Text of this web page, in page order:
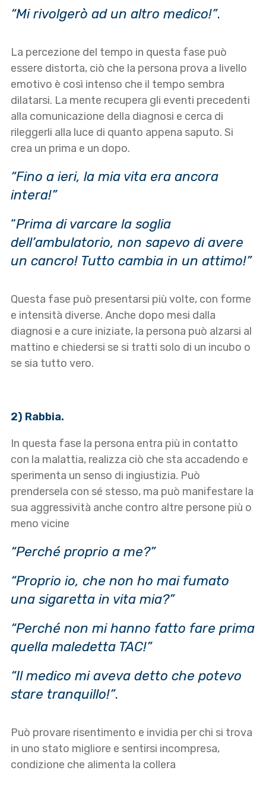
“Mi rivolgerò ad un altro medico!”.
La percezione del tempo in questa fase può
essere distorta, ciò che la persona prova a livello
emotivo è così intenso che il tempo sembra
dilatarsi. La mente recupera gli eventi precedenti
alla comunicazione della diagnosi e cerca di
rileggerli alla luce di quanto appena saputo. Si
crea un prima e un dopo.
“Fino a ieri, la mia vita era ancora
intera!”
“Prima di varcare la soglia
dell’ambulatorio, non sapevo di avere
un cancro! Tutto cambia in un attimo!”
Questa fase può presentarsi più volte, con forme
e intensità diverse. Anche dopo mesi dalla
diagnosi e a cure iniziate, la persona può alzarsi al
mattino e chiedersi se si tratti solo di un incubo o
se sia tutto vero.
2) Rabbia.
In questa fase la persona entra più in contatto
con la malattia, realizza ciò che sta accadendo e
sperimenta un senso di ingiustizia. Può
prendersela con sé stesso, ma può manifestare la
sua aggressività anche contro altre persone più o
meno vicine
“Perché proprio a me?”
“Proprio io, che non ho mai fumato
una sigaretta in vita mia?”
“Perché non mi hanno fatto fare prima
quella maledetta TAC!”
“Il medico mi aveva detto che potevo
stare tranquillo!”.
Può provare risentimento e invidia per chi si trova
in uno stato migliore e sentirsi incompresa,
condizione che alimenta la collera